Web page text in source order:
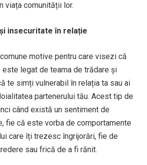
viața comunității lor.
insecuritate în relație
motive pentru care visezi că
legat de teama de trădare și
te simți vulnerabil în relația ta sau ai
partenerului tău. Acest tip de
când există un sentiment de
fie că este vorba de comportamente
care îți trezesc îngrijorări, fie de
sau frică de a fi rănit.